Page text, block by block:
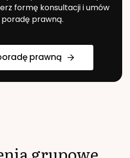
formę konsultacji i umów
poradę prawną.
prawną